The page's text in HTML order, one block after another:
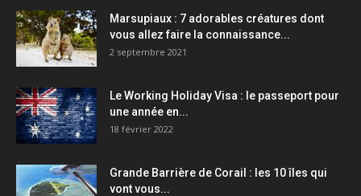
Marsupiaux : 7 adorables créatures dont
vous allez faire la connaissance...
2 septembre 2021
Le Working Holiday Visa : le passeport pour
une année en...
18 février 2022
Grande Barrière de Corail : les 10 îles qui
vont vous...